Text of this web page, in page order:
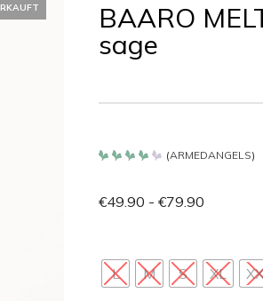
BAARO
sage
von 5
(ARMEDANGELS)
€49.90 - €79.90
L M S XL